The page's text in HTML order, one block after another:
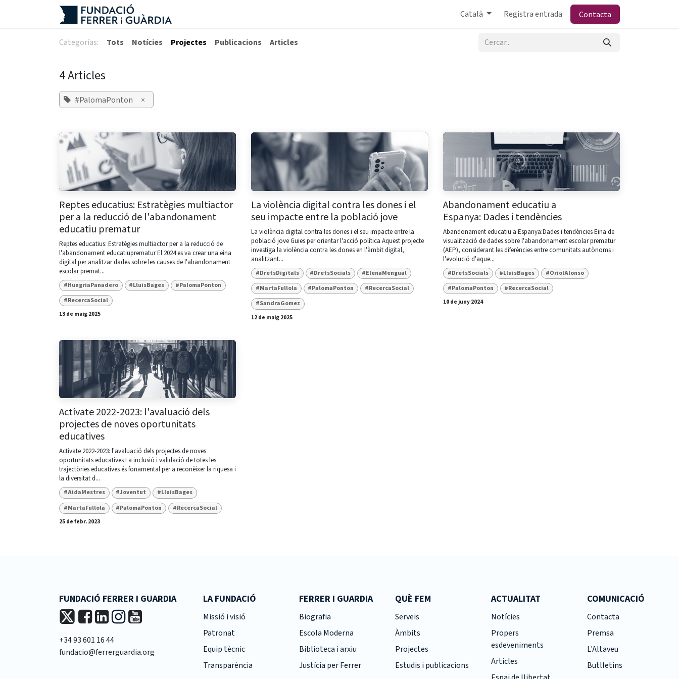
Català Registra entrada Contacta
Categorías: Tots Notícies Projectes Publicacions Articles
4 Articles
#PalomaPonton ×
Reptes educatius: Estratègies multiactor
per a la reducció de l'abandonament
educatiu prematur
Reptes educatius: Estratègies multiactor per a la reducció de
l'abandonament educatiuprematur El 2024 es va crear una eina
digital per analitzar dades sobre les causes de l'abandonament
escolar premat...
#HungriaPanadero #LluisBages
#PalomaPonton
#RecercaSocial
13 de maig 2025
La violència digital contra les dones i el
seu impacte entre la població jove
La violència digital contra les dones i el seu impacte entre la
població jove Guies per orientar l'acció política Aquest projecte
investiga la violència contra les dones en l'àmbit digital,
analitzant...
#DretsDigitals #DretsSocials
#ElenaMengual
#MartaFullola
#PalomaPonton
#RecercaSocial
#SandraGomez
12 de maig 2025
Abandonament educatiu a
Espanya: Dades i tendències
Abandonament educatiu a Espanya:Dades i tendències Eina de
visualització de dades sobre l'abandonament escolar prematur
(AEP), considerant les diferències entre comunitats autònoms i
l'evolució d'aque...
#DretsSocials #LluisBages
#OriolAlonso
#PalomaPonton
#RecercaSocial
10 de juny 2024
Actívate 2022-2023: l'avaluació dels
projectes de noves oportunitats
educatives
Actívate 2022-2023: l'avaluació dels projectes de noves
oportunitats educatives La inclusió i validació de totes les
trajectòries educatives és fonamental per a reconèixer la riquesa i
la diversitat d...
#AidaMestres #Joventut
#LluisBages
#MartaFullola
#PalomaPonton
#RecercaSocial
25 de febr. 2023
FUNDACIÓ FERRER I GUARDIA
+34 93 601 16 44
fundacio@ferrerguardia.org
LA FUNDACIÓ
Missió i visió
Patronat
Equip tècnic
Transparència
FERRER I GUARDIA
Biografia
Escola Moderna
Biblioteca i arxiu
Justícia per Ferrer
QUÈ FEM
Serveis
Àmbits
Projectes
Estudis i publicacions
ACTUALITAT
Notícies
Propers
esdeveniments
Articles
COMUNICACIÓ
Contacta
Premsa
L'Altaveu
Butlletins